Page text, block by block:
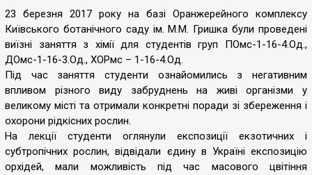
23 березня 2017 року на базі Оранжерейного комплексу
Київського ботанічного саду ім. М.М. Гришка були проведені
виїзні заняття з хімії для студентів груп ПОмс-1-16-4.Од.,
ДОмс-1-16-3.Од., ХОРмс – 1-16-4.Од.
Під час заняття студенти ознайомились з негативним
впливом різного виду забруднень на живі організми у
великому місті та отримали конкретні поради зі збереження і
охорони рідкісних рослин.
На лекції студенти оглянули експозиції екзотичних і
субтропічних рослин, відвідали єдину в Україні експозицію
орхідей, мали можливість під час масового цвітіння